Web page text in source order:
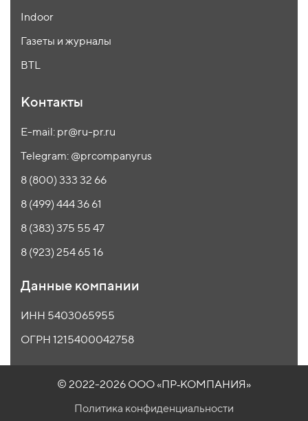
Indoor
Газеты и журналы
BTL
Контакты
E-mail: pr@ru-pr.ru
Telegram: @prcompanyrus
8 (800) 333 32 66
8 (499) 444 36 61
8 (383) 375 55 47
8 (923) 254 65 16
Данные компании
ИНН 5403065955
ОГРН 1215400042758
© 2022-2026 ООО «ПР‑КОМПАНИЯ»
Политика конфиденциальности